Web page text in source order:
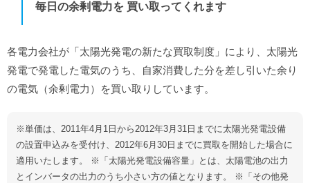
毎日の余剰電力を 買い取ってくれます
各電力会社が「太陽光発電の新たな買取制度」により、太陽光
発電で発電した電気のうち、自家消費した分を差し引いた余り
の電気（余剰電力）を買い取りしています。
※単価は、2011年4月1日から2012年3月31日までに太陽光発電設備
の設置申込みを受付け、2012年6月30日までに買取を開始した場合に
適用いたします。 ※「太陽光発電設備容量」とは、太陽電池の出力
とインバータの出力のうち小さい方の値となります。 ※「その他発